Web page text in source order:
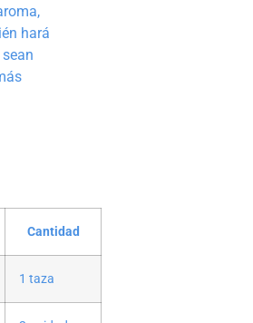
hará
Cantidad
1 taza